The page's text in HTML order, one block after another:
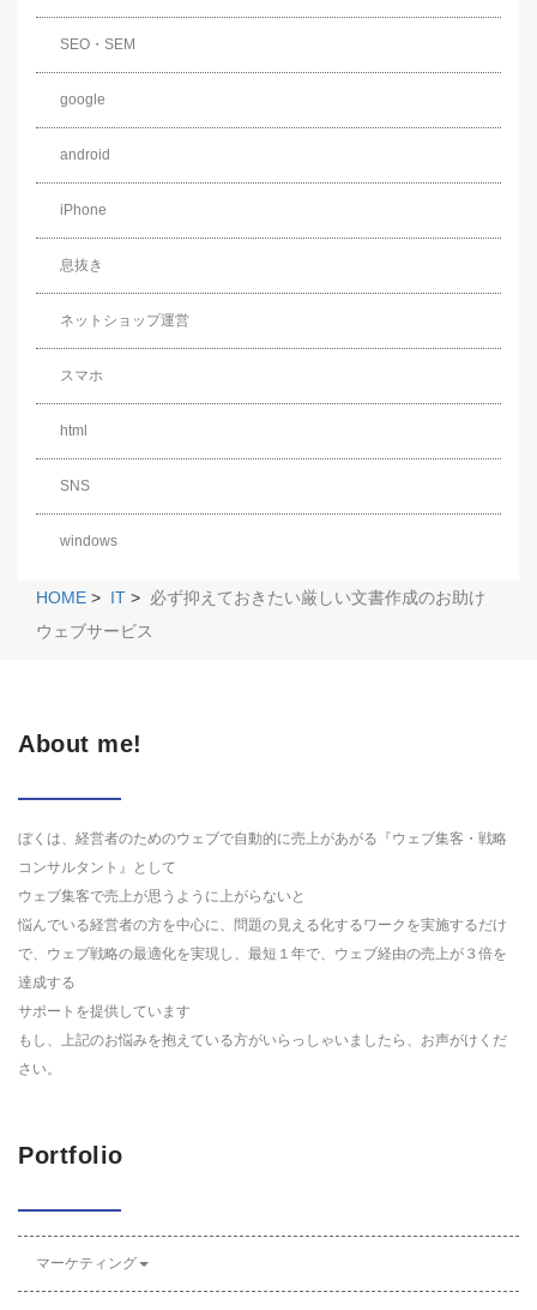
SEO・SEM
google
android
iPhone
息抜き
ネットショップ運営
スマホ
html
SNS
windows
HOME > IT > 必ず抑えておきたい厳しい文書作成のお助け
ウェブサービス
About me!
ぼくは、経営者のためのウェブで自動的に売上があがる『ウェブ集客・戦略
コンサルタント』として
ウェブ集客で売上が思うように上がらないと
悩んでいる経営者の方を中心に、問題の見える化するワークを実施するだけ
で、ウェブ戦略の最適化を実現し、最短１年で、ウェブ経由の売上が３倍を
達成する
サポートを提供しています
もし、上記のお悩みを抱えている方がいらっしゃいましたら、お声がけくだ
さい。
Portfolio
マーケティング